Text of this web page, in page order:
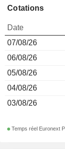
Cotations
Date
07/08/26
06/08/26
05/08/26
04/08/26
03/08/26
Temps réel Euronext